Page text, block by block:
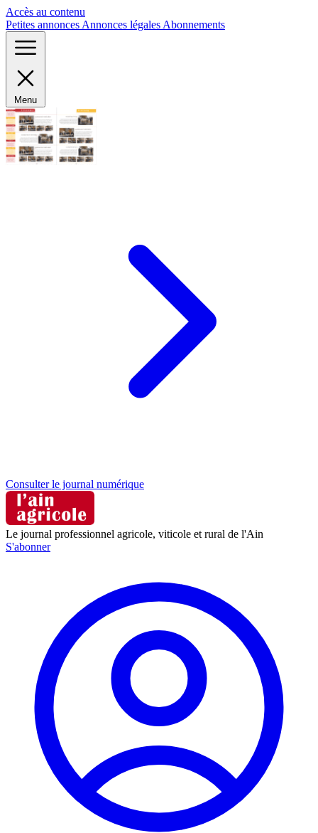
Accès au contenu
Petites annonces Annonces légales Abonnements
Menu
Consulter le journal numérique
Le journal professionnel agricole, viticole et rural de l'Ain
S'abonner
Panneau de gestion des cookies